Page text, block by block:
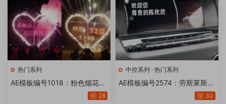
热门系列
AE模板编号1018：粉色烟花心
28
中控系列 · 热门系列
AE模板编号2574：劳斯莱斯中
30